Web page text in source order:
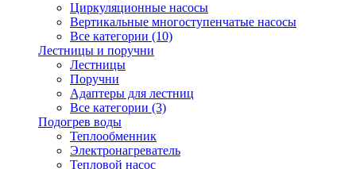
Циркуляционные насосы
Вертикальные многоступенчатые насосы
Все категории (10)
Лестницы и поручни
Лестницы
Поручни
Адаптеры для лестниц
Все категории (3)
Подогрев воды
Теплообменник
Электронагреватель
Тепловой насос